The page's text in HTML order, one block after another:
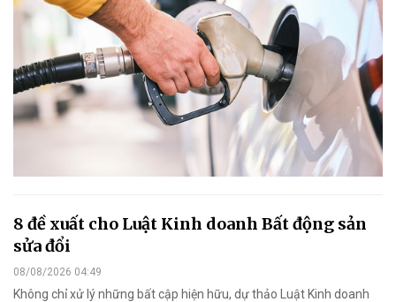
8 đề xuất cho Luật Kinh doanh Bất động sản
sửa đổi
08/08/2026 04:49
Không chỉ xử lý những bất cập hiện hữu, dự thảo Luật Kinh doanh